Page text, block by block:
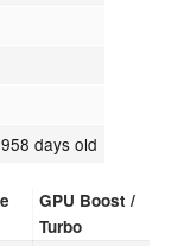
days old
GPU Boost /
Turbo